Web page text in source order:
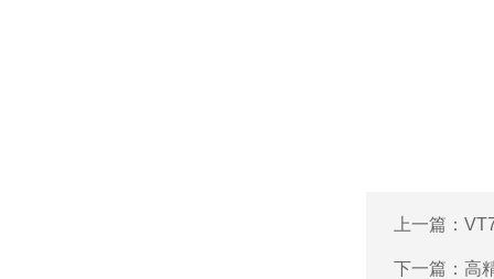
上一篇：
下一篇： 高